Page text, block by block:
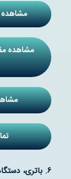
مشاهده
مشاهده
۶. باتری،